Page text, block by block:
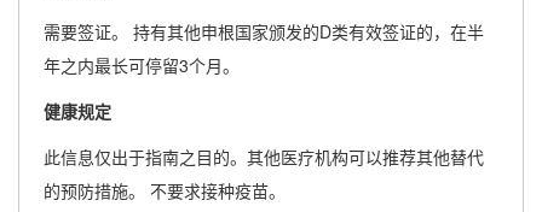
需要签证。 持有其他申根国家颁发的D类有效签证的，在半
年之内最长可停留3个月。
健康规定
此信息仅出于指南之目的。其他医疗机构可以推荐其他替代
的预防措施。 不要求接种疫苗。